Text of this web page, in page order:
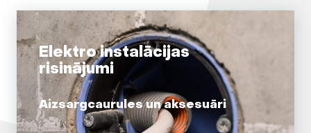
Elektro instalācijas
risinājumi
Aizsargcaurules un aksesuāri